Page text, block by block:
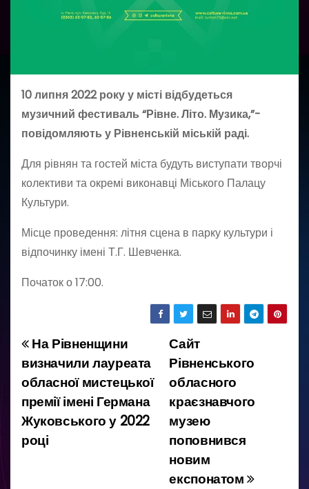
10 липня 2022 року у місті відбудеться
музичний фестиваль “Рівне. Літо. Музика,”-
повідомляють у Рівненській міській раді.
Для рівнян та гостей міста будуть виступати творчі
колективи та окремі виконавці Міського Палацу
Культури.
Місце проведення: літня сцена в парку культури і
відпочинку імені Т.Г. Шевченка.
Початок о 17:00.
Н
а
в
і
Сайт
Рівненського
обласного
краєзнавчого
музею
поповнився
новим
експонатом
На Рівненщини
визначили лауреата
обласної мистецької
премії імені Германа
Жуковського у 2022
році